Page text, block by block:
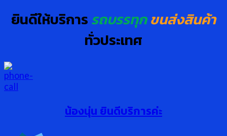
ยินดีให้บริการรถบรรทุกขนส่งสินค้า
ทั่วประเทศ
น้องนุ่น ยินดีบริการค่ะ